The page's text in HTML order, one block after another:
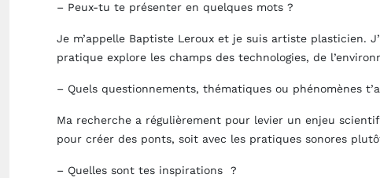
– Peux-tu te présenter en quelques mots ?
Je m’appelle Baptiste Leroux et je suis artiste plasticien.
pratique explore les champs des technologies, de
– Quels questionnements, thématiques ou phénomènes
Ma recherche a régulièrement pour levier un enjeu
pour créer des ponts, soit avec les pratiques sonores
– Quelles sont tes inspirations ?